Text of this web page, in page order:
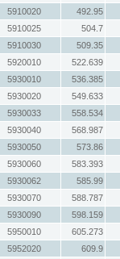
5910020
492.95
5910025
504.7
5910030
509.35
5920010
522.639
5930010
536.385
5930020
549.633
5930033
558.534
5930040
568.987
5930050
573.86
5930060
583.393
5930062
585.99
5930070
588.787
5930090
598.159
5950010
605.273
5952020
609.9